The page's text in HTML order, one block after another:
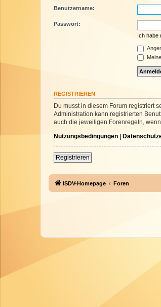
Benutzername:
Passwort:
Ich habe
REGISTRIEREN
Du musst in diesem Forum registriert
Administration kann registrierten
auch die jeweiligen Forenregeln,
Nutzungsbedingungen |
Registrieren
ISDV-Homepage Foren